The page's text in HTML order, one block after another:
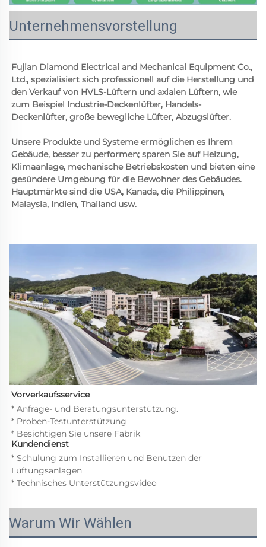
Unternehmensvorstellung
Fujian Diamond Electrical and Mechanical Equipment Co.,
Ltd., spezialisiert sich professionell auf die Herstellung und
den Verkauf von HVLS-Lüftern und axialen Lüftern, wie
zum Beispiel Industrie-Deckenlüfter, Handels-
Deckenlüfter, große bewegliche Lüfter, Abzugslüfter.
Unsere Produkte und Systeme ermöglichen es Ihrem
Gebäude, besser zu performen; sparen Sie auf Heizung,
Klimaanlage, mechanische Betriebskosten und bieten eine
gesündere Umgebung für die Bewohner des Gebäudes.
Hauptmärkte sind die USA, Kanada, die Philippinen,
Malaysia, Indien, Thailand usw.
Vorverkaufsservice
* Anfrage- und Beratungsunterstützung.
* Proben-Testunterstützung
* Besichtigen Sie unsere Fabrik
Kundendienst
* Schulung zum Installieren und Benutzen der
Lüftungsanlagen
* Technisches Unterstützungsvideo
Warum Wir Wählen